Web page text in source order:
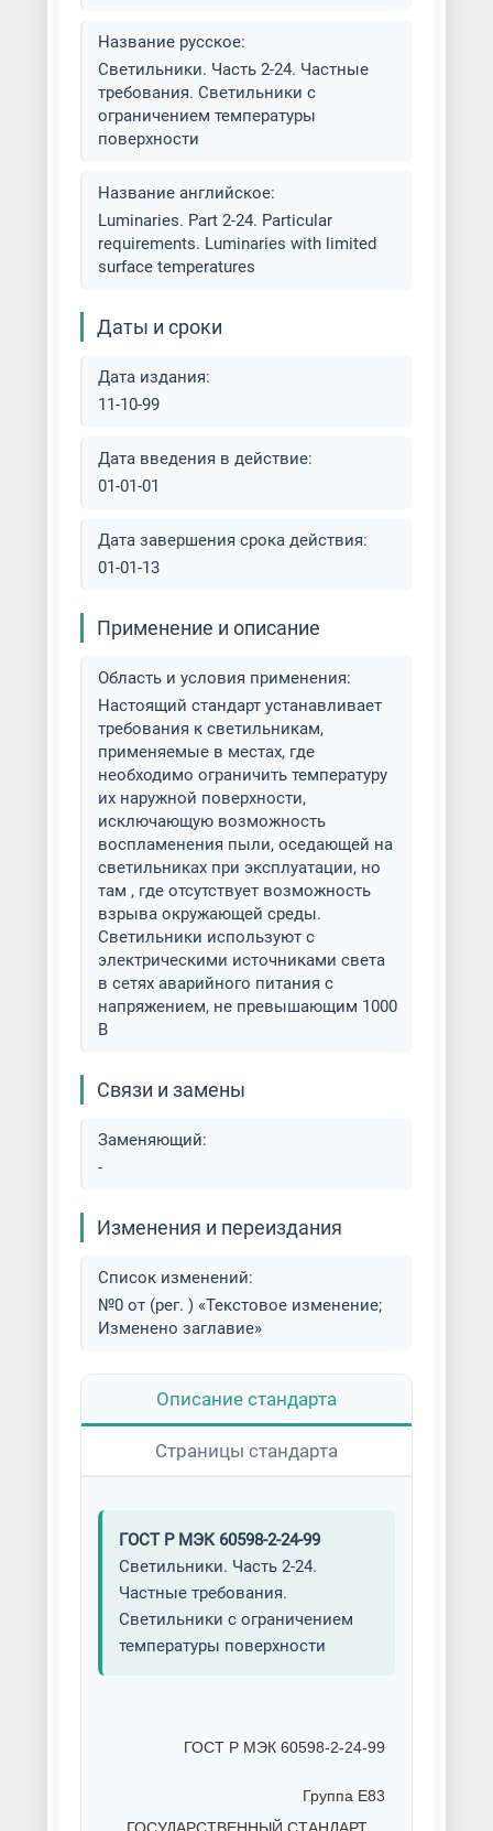
Название русское:
Светильники. Часть 2-24. Частные
требования. Светильники с
ограничением температуры
поверхности
Название английское:
Luminaries. Part 2-24. Particular
requirements. Luminaries with limited
surface temperatures
Даты и сроки
Дата издания:
11-10-99
Дата введения в действие:
01-01-01
Дата завершения срока действия:
01-01-13
Применение и описание
Область и условия применения:
Настоящий стандарт устанавливает
требования к светильникам,
применяемые в местах, где
необходимо ограничить температуру
их наружной поверхности,
исключающую возможность
воспламенения пыли, оседающей на
светильниках при эксплуатации, но
там , где отсутствует возможность
взрыва окружающей среды.
Светильники используют с
электрическими источниками света
в сетях аварийного питания с
напряжением, не превышающим 1000
В
Связи и замены
Заменяющий:
-
Изменения и переиздания
Список изменений:
№0 от (рег. ) «Текстовое изменение;
Изменено заглавие»
Описание стандарта
Страницы стандарта
ГОСТ Р МЭК 60598-2-24-99
Светильники. Часть 2-24.
Частные требования.
Светильники с ограничением
температуры поверхности